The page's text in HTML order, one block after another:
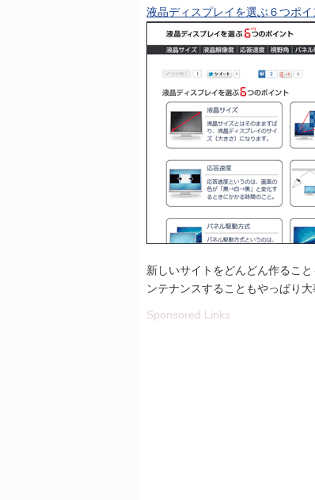
液晶ディスプレイを選ぶ６つポイ
新しいサイトをどんどん作るこ
ンテナンスすることもやっぱり大
Sponsored Links